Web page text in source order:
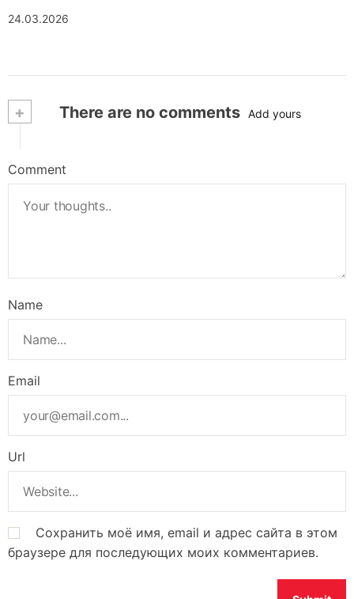
24.03.2026
+ There are no comments Add yours
Comment
Name
Email
Url
Сохранить моё имя, email и адрес сайта в этом
браузере для последующих моих комментариев.